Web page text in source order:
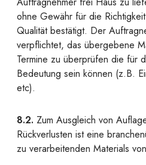
ohne Gewähr für die
Qualität bestätigt. Der
verpflichtet, das übergebene
Termine zu überprüfen die für
Bedeutung sein können (z.B.
etc).
8.2. Zum Ausgleich von
Rückverlusten ist eine
zu verarbeitenden Materials